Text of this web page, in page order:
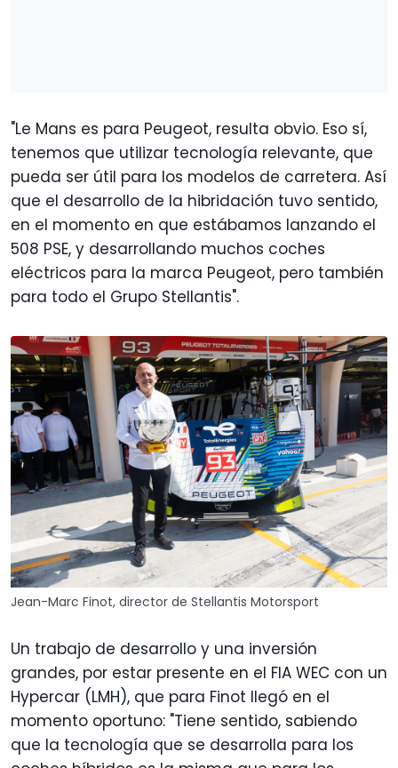
"Le Mans es para Peugeot, resulta obvio. Eso sí,
tenemos que utilizar tecnología relevante, que
pueda ser útil para los modelos de carretera. Así
que el desarrollo de la hibridación tuvo sentido,
en el momento en que estábamos lanzando el
508 PSE, y desarrollando muchos coches
eléctricos para la marca Peugeot, pero también
para todo el Grupo Stellantis".
Jean-Marc Finot, director de Stellantis Motorsport
Un trabajo de desarrollo y una inversión
grandes, por estar presente en el FIA WEC con un
Hypercar (LMH), que para Finot llegó en el
momento oportuno: "Tiene sentido, sabiendo
que la tecnología que se desarrolla para los